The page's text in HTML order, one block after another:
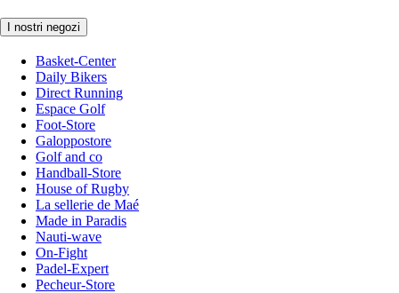
I nostri negozi
Basket-Center
Daily Bikers
Direct Running
Espace Golf
Foot-Store
Galoppostore
Golf and co
Handball-Store
House of Rugby
La sellerie de Maé
Made in Paradis
Nauti-wave
On-Fight
Padel-Expert
Pecheur-Store